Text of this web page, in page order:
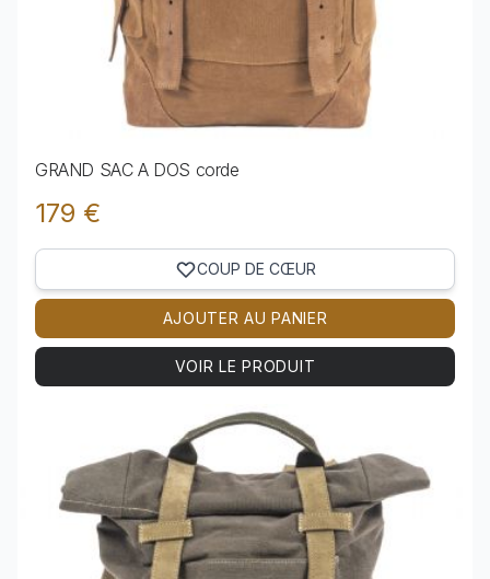
GRAND SAC A DOS corde
179 €
COUP DE CŒUR
AJOUTER AU PANIER
VOIR LE PRODUIT
Voir le produit GRAND SAC A DOS